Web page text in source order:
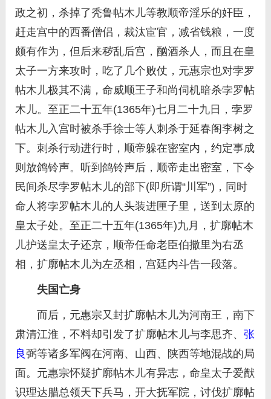
政之初，杀掉了秃鲁帖木儿等教顺帝淫乐的奸臣，
赶走宫中的西番僧侣，裁汰宦官，减省钱粮，一度
颇有作为，但后来秽乱后宫，酗酒杀人，而且在皇
太子一方来攻时，吃了几个败仗，元惠宗也对孛罗
帖木儿极其不满，命威顺王子和尚伺机暗杀孛罗帖
木儿。至正二十五年(1365年)七月二十九日，孛罗
帖木儿入宫时被杀手徐士等人刺杀于延春阁李树之
下。刺杀行动进行时，顺帝躲在密室内，约定事成
则放鸽铃声。听到鸽铃声后，顺帝走出密室，下令
民间杀尽孛罗帖木儿的部下(即所谓“川军”)，同时
命人将孛罗帖木儿的人头装进匣子里，送到太原的
皇太子处。至正二十五年(1365年)九月，扩廓帖木
儿护送皇太子还京，顺帝任命老臣伯撒里为右丞
相，扩廓帖木儿为左丞相，宫廷内斗告一段落。
失国亡身
而后，元惠宗又封扩廓帖木儿为河南王，南下
肃清江淮，不料却引发了扩廓帖木儿与李思齐、 张
良弼等诸多军阀在河南、山西、陕西等地混战的局
面。元惠宗怀疑扩廓帖木儿有异志，命皇太子爱猷
识理达腊总领天下兵马，开大抚军院，讨伐扩廓帖